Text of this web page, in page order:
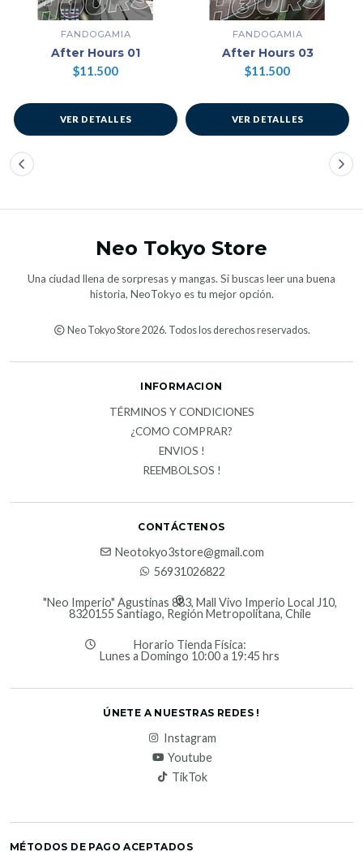
FANDOGAMIA
After Hours 01
$11.500
VER DETALLES
FANDOGAMIA
After Hours 03
$11.500
VER DETALLES
Neo Tokyo Store
Una ciudad llena de sorpresas y mangas. Si buscas leer una buena
historia, NeoTokyo es tu mejor opción.
Neo Tokyo Store 2026. Todos los derechos reservados.
INFORMACION
TÉRMINOS Y CONDICIONES
¿COMO COMPRAR?
ENVIOS !
REEMBOLSOS !
CONTÁCTENOS
Neotokyo3store@gmail.com
56931026822
"Neo Imperio" Agustinas 883, Mall Vivo Imperio Local J10,
8320155 Santiago, Región Metropolitana, Chile
Horario Tienda Física:
Lunes a Domingo 10:00 a 19:45 hrs
ÚNETE A NUESTRAS REDES !
Instagram
Youtube
TikTok
MÉTODOS DE PAGO ACEPTADOS